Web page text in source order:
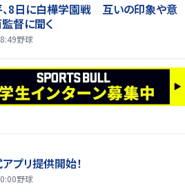
8日に白樺学園戦 互いの印象や意
督に聞く
野球
プリ提供開始！
野球